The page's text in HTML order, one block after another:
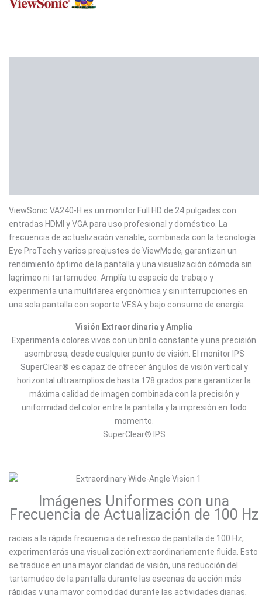
ViewSonic VA240-H es un monitor Full HD de 24 pulgadas con
entradas HDMI y VGA para uso profesional y doméstico. La
frecuencia de actualización variable, combinada con la tecnología
Eye ProTech y varios preajustes de ViewMode, garantizan un
rendimiento óptimo de la pantalla y una visualización cómoda sin
lagrimeo ni tartamudeo. Amplía tu espacio de trabajo y
experimenta una multitarea ergonómica y sin interrupciones en
una sola pantalla con soporte VESA y bajo consumo de energía.
Visión Extraordinaria y Amplia
Experimenta colores vivos con un brillo constante y una precisión
asombrosa, desde cualquier punto de visión. El monitor IPS
SuperClear® es capaz de ofrecer ángulos de visión vertical y
horizontal ultraamplios de hasta 178 grados para garantizar la
máxima calidad de imagen combinada con la precisión y
uniformidad del color entre la pantalla y la impresión en todo
momento.
SuperClear® IPS
Imágenes Uniformes con una
Frecuencia de Actualización de 100 Hz
racias a la rápida frecuencia de refresco de pantalla de 100 Hz,
experimentarás una visualización extraordinariamente fluida. Esto
se traduce en una mayor claridad de visión, una reducción del
tartamudeo de la pantalla durante las escenas de acción más
rápidas y una mayor comodidad durante las actividades diarias,